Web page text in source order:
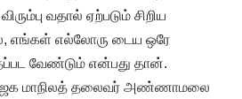
வதால் ஏற்படும் சிறிய
எங்கள் எல்லோரு டைய ஒரே
வேண்டும் என்பது தான்.
மாநிலத் தலைவர் அண்ணாமலை